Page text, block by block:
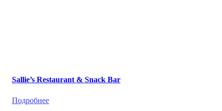
Sallie’s Restaurant & Snack Bar
Подробнее